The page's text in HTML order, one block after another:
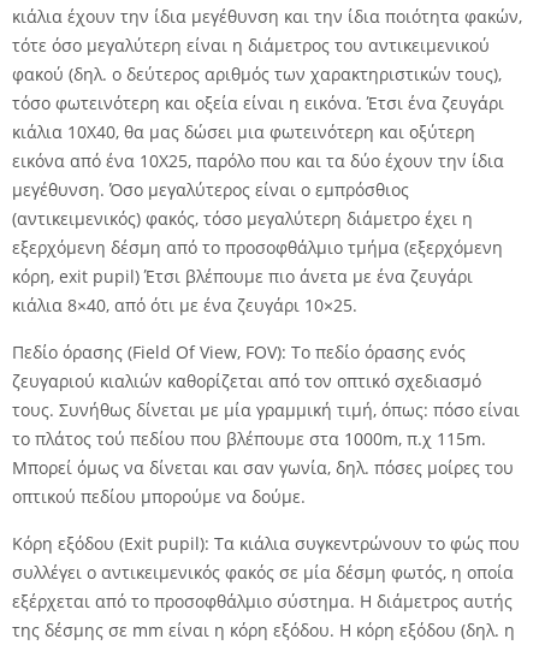
κιάλια έχουν την ίδια μεγέθυνση και την ίδια ποιότητα φακών,
τότε όσο μεγαλύτερη είναι η διάμετρος του αντικειμενικού
φακού (δηλ. ο δεύτερος αριθμός των χαρακτηριστικών τους),
τόσο φωτεινότερη και οξεία είναι η εικόνα. Έτσι ένα ζευγάρι
κιάλια 10X40, θα μας δώσει μια φωτεινότερη και οξύτερη
εικόνα από ένα 10X25, παρόλο που και τα δύο έχουν την ίδια
μεγέθυνση. Όσο μεγαλύτερος είναι ο εμπρόσθιος
(αντικειμενικός) φακός, τόσο μεγαλύτερη διάμετρο έχει η
εξερχόμενη δέσμη από το προσοφθάλμιο τμήμα (εξερχόμενη
κόρη, exit pupil) Έτσι βλέπουμε πιο άνετα με ένα ζευγάρι
κιάλια 8×40, από ότι με ένα ζευγάρι 10×25.
Πεδίο όρασης (Field Of View, FOV): Το πεδίο όρασης ενός
ζευγαριού κιαλιών καθορίζεται από τον οπτικό σχεδιασμό
τους. Συνήθως δίνεται με μία γραμμική τιμή, όπως: πόσο είναι
το πλάτος τού πεδίου που βλέπουμε στα 1000m, π.χ 115m.
Μπορεί όμως να δίνεται και σαν γωνία, δηλ. πόσες μοίρες του
οπτικού πεδίου μπορούμε να δούμε.
Κόρη εξόδου (Exit pupil): Τα κιάλια συγκεντρώνουν το φώς που
συλλέγει ο αντικειμενικός φακός σε μία δέσμη φωτός, η οποία
εξέρχεται από το προσοφθάλμιο σύστημα. Η διάμετρος αυτής
της δέσμης σε mm είναι η κόρη εξόδου. Η κόρη εξόδου (δηλ. η